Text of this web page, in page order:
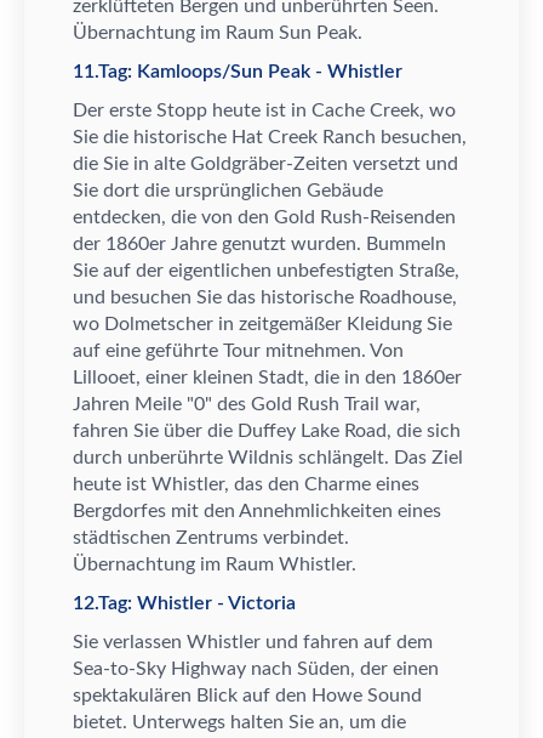
zerkl üfteten Bergen und unberührten Seen.
Übernachtung im Raum Sun Peak.
11.Tag: Kamloops/Sun Peak - Whistler
Der erste Stopp heute ist in Cache Creek, wo
Sie die historische Hat Creek Ranch besuchen,
die Sie in alte Goldgräber-Zeiten versetzt und
Sie dort die ursprünglichen Gebäude
entdecken, die von den Gold Rush-Reisenden
der 1860er Jahre genutzt wurden. Bummeln
Sie auf der eigentlichen unbefestigten Straße,
und besuchen Sie das historische Roadhouse,
wo Dolmetscher in zeitgemäßer Kleidung Sie
auf eine geführte Tour mitnehmen. Von
Lillooet, einer kleinen Stadt, die in den 1860er
Jahren Meile "0" des Gold Rush Trail war,
fahren Sie über die Duffey Lake Road, die sich
durch unberührte Wildnis schl ängelt. Das Ziel
heute ist Whistler, das den Charme eines
Bergdorfes mit den Annehmlichkeiten eines
städtischen Zentrums verbindet.
Übernachtung im Raum Whistler.
12.Tag: Whistler - Victoria
Sie verlassen Whistler und fahren auf dem
Sea-to-Sky Highway nach Süden, der einen
spektakul ären Blick auf den Howe Sound
bietet. Unterwegs halten Sie an, um die